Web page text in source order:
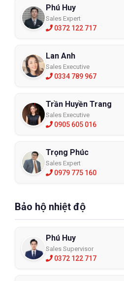
Phú Huy
Sales Expert
0372 122 717
Lan Anh
Sales Executive
0334 789 967
Trần Huyền Trang
Sales Executive
0905 605 016
Trọng Phúc
Sales Expert
0979 775 160
Bảo hộ nhiệt độ
Phú Huy
Sales Supervisor
0372 122 717